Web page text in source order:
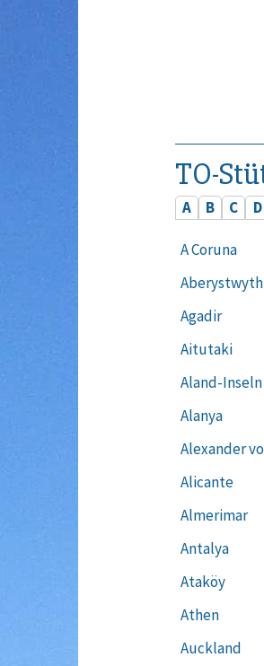
TO-
A B C D
A Coruna
Aberystwyth
Agadir
Aitutaki
Aland-Inseln
Alanya
Alexander
Alicante
Almerimar
Antalya
Ataköy
Athen
Auckland